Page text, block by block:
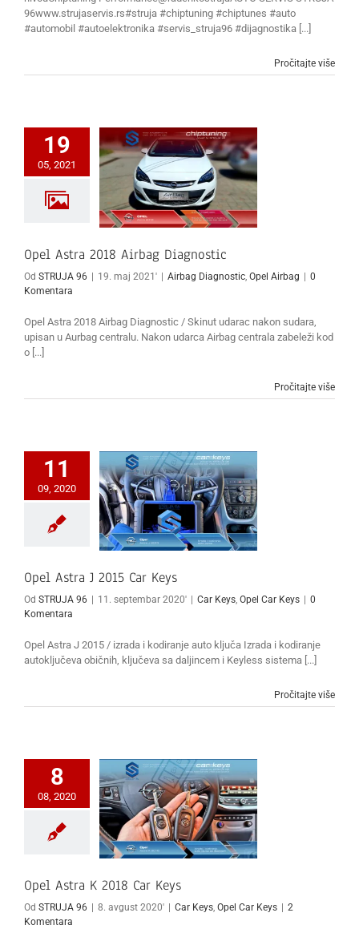
96www.strujaservis.rs#struja #chiptuning #chiptunes #auto
#automobil #autoelektronika #servis_struja96 #dijagnostika [...]
Pročitajte više
19
05, 2021
Diagnostic
Opel
Airbag
Opel Astra 2018 Airbag Diagnostic
Od STRUJA 96 | 19. maj 2021' | Airbag Diagnostic Opel Airbag | 0
Komentara
Opel Astra 2018 Airbag Diagnostic / Skinut udarac nakon sudara,
upisan u Aurbag centralu. Nakon udarca Airbag centrala zabeleži kod
o [...]
Pročitajte više
11
09, 2020
Opel Astra J 2015 Car Keys
Od STRUJA 96 11. septembar 2020' Car Keys, Opel Car Keys
0
Komentara
Opel Astra J 2015 / izrada i kodiranje auto ključa Izrada i kodiranje
autoključeva običnih, ključeva sa daljincem i Keyless sistema [...]
Pročitajte više
8
08, 2020
Opel Astra K 2018 Car
Keys
Opel Astra K 2018 Car Keys
Od STRUJA 96 8. avgust 2020' Car Keys, Opel Car Keys
2
Komentara